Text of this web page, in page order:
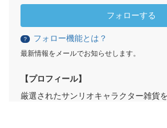
フォローする
？ フォロー機能とは？
最新情報をメールでお知らせします。
【プロフィール】
厳選されたサンリオキャラクター雑貨